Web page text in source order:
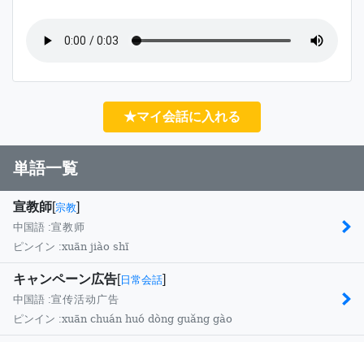
★マイ会話に入れる
単語一覧
宣教師[宗教]
中国語 :宣教师
ピンイン :xuān jiào shī
キャンペーン広告[ 日常会話]
中国語 :宣传活动广告
ピンイン :xuān chuán huó dòng guǎng gào